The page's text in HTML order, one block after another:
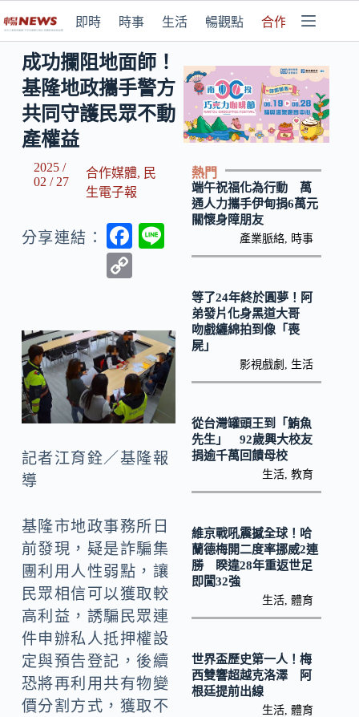
即時 時事 生活 暢觀點 合作媒體
成功攔阻地面師！
基隆地政攜手警方
共同守護民眾不動
產權益
2025 /
02 / 27
合作媒體, 民
生電子報
分享連結：
F
o
o
k
y
Li
n
k
記者江育銓／基隆報
導
基隆市地政事務所日
前發現，疑是詐騙集
團利用人性弱點，讓
民眾相信可以獲取較
高利益，誘騙民眾連
件申辦私人抵押權設
定與預告登記，後續
恐將再利用共有物變
價分割方式，獲取不
熱門
端午祝福化為行動 萬
通人力攜手伊甸捐6萬元
關懷身障朋友
產業脈絡 時事
等了24年終於圓夢！阿
弟發片化身黑道大哥
吻戲纏綿拍到像「喪
屍」
影視戲劇 生活
從台灣罐頭王到「鮪魚
先生」 92歲興大校友
捐逾千萬回饋母校
生活 ,教育
維京戰吼震撼全球！哈
蘭德梅開二度率挪威2連
勝 睽違28年重返世足
即闖32強
生活 ,體育
世界盃歷史第一人！梅
西雙響超越克洛澤 阿
根廷提前出線
生活 ,體育